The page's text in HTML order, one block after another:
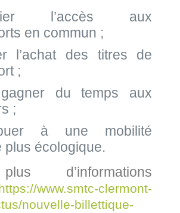
l’accès aux
en commun ;
l’achat des titres de
;
du temps aux
;
à une mobilité
plus écologique.
d’informations
www.smtc-clermont-
nouvelle-billettique-